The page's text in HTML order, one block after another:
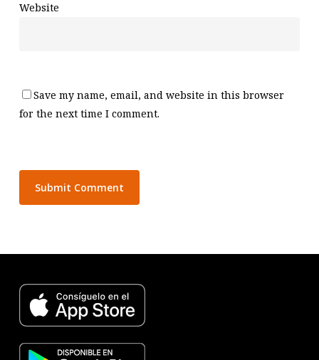
Website
Save my name, email, and website in this browser
for the next time I comment.